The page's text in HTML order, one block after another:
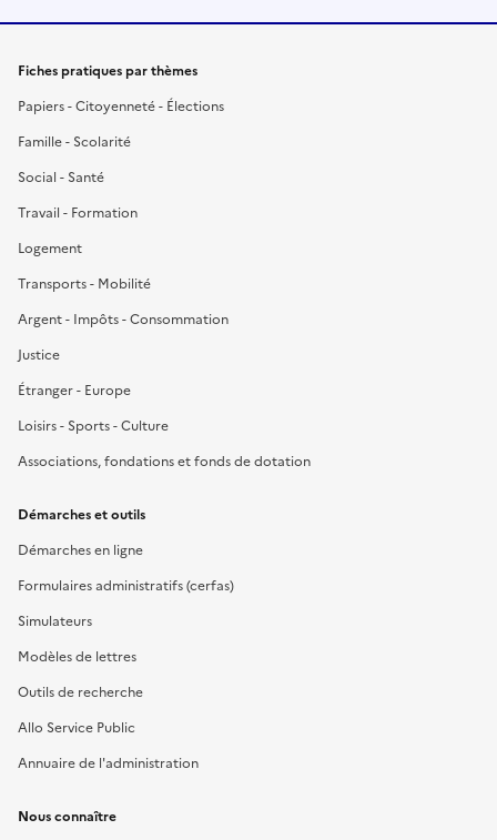
Fiches pratiques par thèmes
Papiers - Citoyenneté - Élections
Famille - Scolarité
Social - Santé
Travail - Formation
Logement
Transports - Mobilité
Argent - Impôts - Consommation
Justice
Étranger - Europe
Loisirs - Sports - Culture
Associations, fondations et fonds de dotation
Démarches et outils
Démarches en ligne
Formulaires administratifs (cerfas)
Simulateurs
Modèles de lettres
Outils de recherche
Allo Service Public
Annuaire de l'administration
Nous connaître